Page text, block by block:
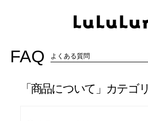
FAQ よくある質問
「商品について」カテゴリ